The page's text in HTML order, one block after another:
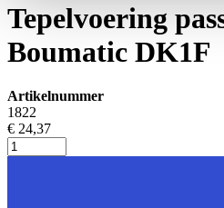
Tepelvoering
Boumatic DK1F
Artikelnummer
1822
€ 24,37